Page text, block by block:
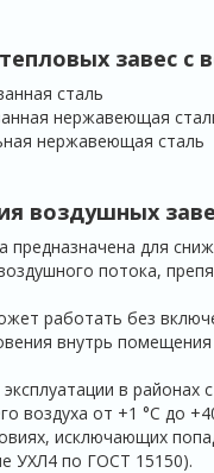
завес
сталь
нержавеющая
нержавеющая сталь
воздушных
предназначена для
потока,
работать без
внутрь
эксплуатации в
воздуха от +1 °С до
исключающих
УХЛ4 по ГОСТ 15150).